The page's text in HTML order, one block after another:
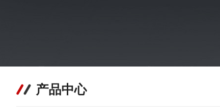
产品中心